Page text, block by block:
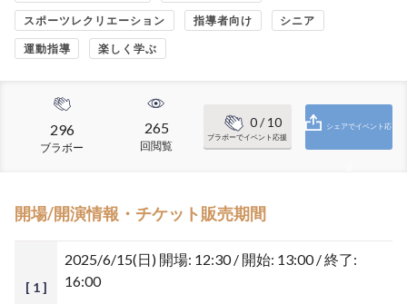
スポーツレクリエーション 指導者向け シニア
運動指導 楽しく学ぶ
296
ブラボー
265
回閲覧
0/ 10
ブラボーでイベント応援
シェアでイベント応
開場/開演情報・チケット販売期間
[ 1 ]
2025/6/15(日) 開場: 12:30 / 開始: 13:00 / 終了:
16:00